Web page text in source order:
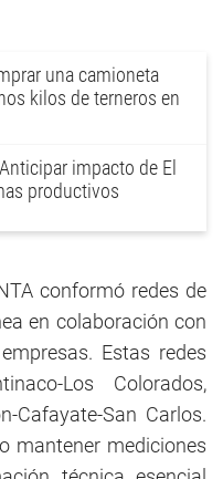
una camioneta
kilos de terneros en
Anticipar impacto de El
productivos
conformó redes de
en colaboración con
Estas redes
Los Colorados,
Cafayate-San Carlos.
mantener mediciones